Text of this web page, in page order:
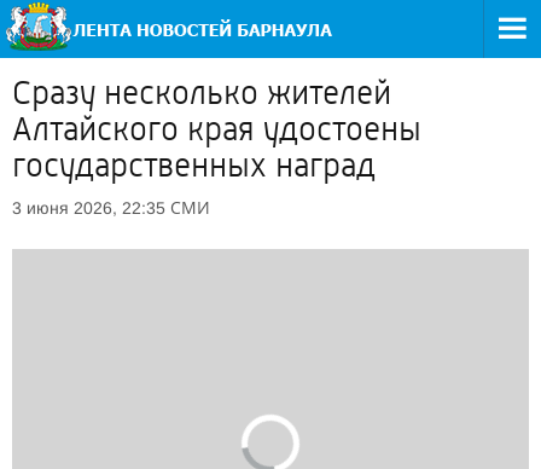
Сразу несколько жителей
Алтайского края удостоены
государственных наград
3 июня 2026, 22:35 СМИ